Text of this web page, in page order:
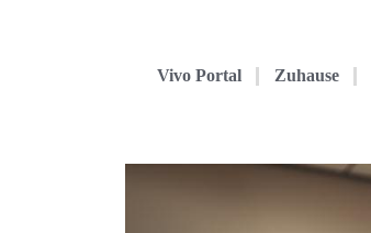
Vivo Portal Zuhause